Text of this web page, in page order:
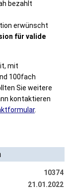
bezahlt
erwünscht
für valide
mit
100fach
Sie weitere
kontaktieren
.
10374
21.01.2022